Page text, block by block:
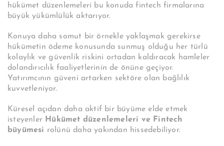
hükümet düzenlemeleri bu konuda fintech firmalarına
büyük yükümlülük aktarıyor.
Konuya daha somut bir örnekle yaklaşmak gerekirse
hükümetin ödeme konusunda sunmuş olduğu her türlü
kolaylık ve güvenlik riskini ortadan kaldıracak hamleler
dolandırıcılık faaliyetlerinin de önüne geçiyor.
Yatırımcının güveni artarken sektöre olan bağlılık
kuvvetleniyor.
Küresel açıdan daha aktif bir büyüme elde etmek
isteyenler Hükümet düzenlemeleri ve Fintech
büyümesi rolünü daha yakından hissedebiliyor.